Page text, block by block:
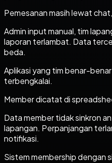
Pemesanan masih lewat
Admin input manual, tim
laporan terlambat. Data
beda.
Aplikasi yang tim benar-
terbengkalai.
Member dicatat di
Data member tidak sinkron
lapangan. Perpanjangan
notifikasi.
Sistem membership dengan